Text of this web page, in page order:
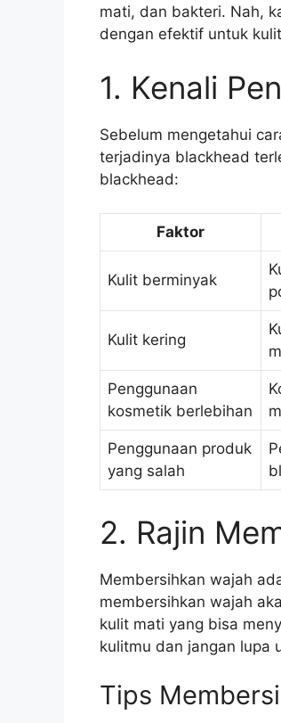
mati, dan bakteri. Nah,
dengan efektif untuk
1. Kenali
Sebelum mengetahui
terjadinya blackhead
blackhead:
Faktor
Kulit berminyak
Kulit kering
Penggunaan
kosmetik berlebihan
Penggunaan produk
yang salah
2. Rajin
Membersihkan wajah
membersihkan wajah
kulit mati yang bisa
kulitmu dan jangan lupa
Tips